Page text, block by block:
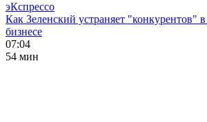
эКспрессо
Как Зеленский устраняет "конкурентов"
бизнесе
07:04
54 мин